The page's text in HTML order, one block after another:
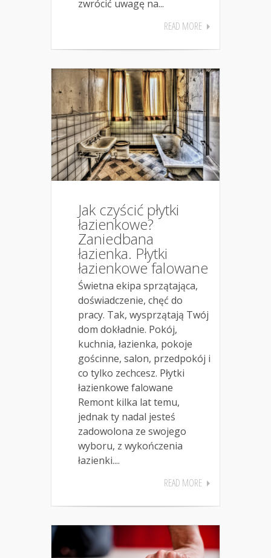
zwrócić uwagę na...
READ MORE
Jak czyścić płytki
łazienkowe?
Zaniedbana
łazienka. Płytki
łazienkowe falowane
Świetna ekipa sprzątająca,
doświadczenie, chęć do
pracy. Tak, wysprzątają Twój
dom dokładnie. Pokój,
kuchnia, łazienka, pokoje
gościnne, salon, przedpokój i
co tylko zechcesz. Płytki
łazienkowe falowane
Remont kilka lat temu,
jednak ty nadal jesteś
zadowolona ze swojego
wyboru, z wykończenia
łazienki....
READ MORE